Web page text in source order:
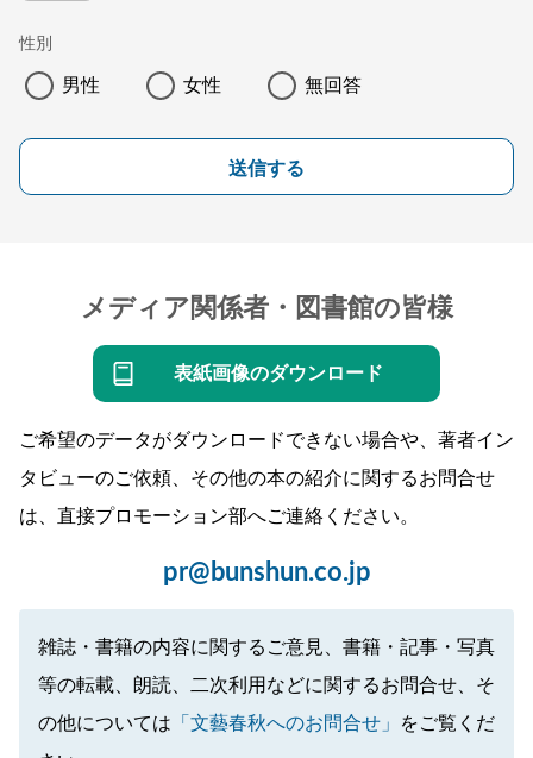
性別
男性 女性 無回答
送信する
メディア関係者・図書館の皆様
表紙画像のダウンロード
ご希望のデータがダウンロードできない場合や、著者イン
タビューのご依頼、その他の本の紹介に関するお問合せ
は、直接プロモーション部へご連絡ください。
pr@bunshun.co.jp
雑誌・書籍の内容に関するご意見、書籍・記事・写真
等の転載、朗読、二次利用などに関するお問合せ、そ
の他については 「文藝春秋へのお問合せ」
をご覧くだ